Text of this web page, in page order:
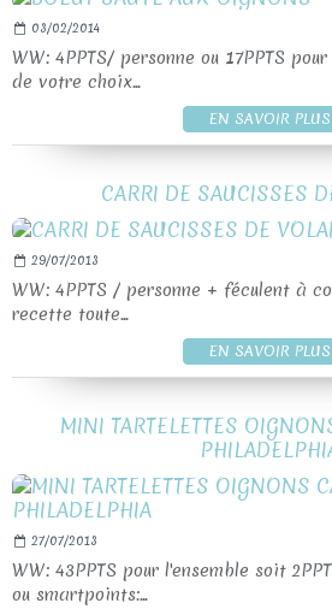
03/02/2014
WW: 4PPTS/ personne ou 17PPTS
de votre choix...
EN SAVOIR PLUS
CARRI DE SAUCISSES
29/07/2013
WW: 4PPTS / personne + féculent à
recette toute...
EN SAVOIR PLUS
MINI TARTELETTES
27/07/2013
WW: 43PPTS pour l'ensemble soit
ou smartpoints:...